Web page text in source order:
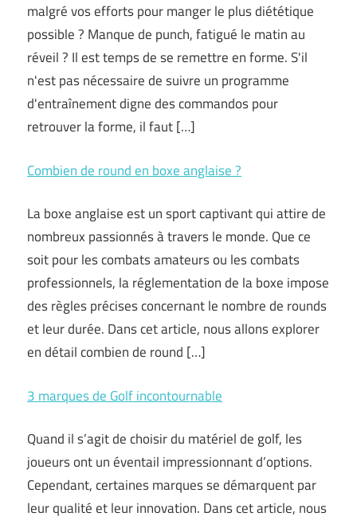
malgré vos efforts pour manger le plus diététique
possible ? Manque de punch, fatigué le matin au
réveil ? Il est temps de se remettre en forme. S'il
n'est pas nécessaire de suivre un programme
d'entraînement digne des commandos pour
retrouver la forme, il faut […]
Combien de round en boxe anglaise ?
La boxe anglaise est un sport captivant qui attire de
nombreux passionnés à travers le monde. Que ce
soit pour les combats amateurs ou les combats
professionnels, la réglementation de la boxe impose
des règles précises concernant le nombre de rounds
et leur durée. Dans cet article, nous allons explorer
en détail combien de round […]
3 marques de Golf incontournable
Quand il s’agit de choisir du matériel de golf, les
joueurs ont un éventail impressionnant d’options.
Cependant, certaines marques se démarquent par
leur qualité et leur innovation. Dans cet article, nous